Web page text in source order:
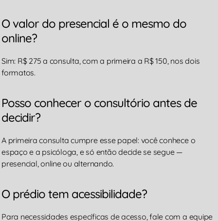
O valor do presencial é o mesmo do
online?
Sim: R$ 275 a consulta, com a primeira a R$ 150, nos dois
formatos.
Posso conhecer o consultório antes de
decidir?
A primeira consulta cumpre esse papel: você conhece o
espaço e a psicóloga, e só então decide se segue —
presencial, online ou alternando.
O prédio tem acessibilidade?
Para necessidades específicas de acesso, fale com a equipe